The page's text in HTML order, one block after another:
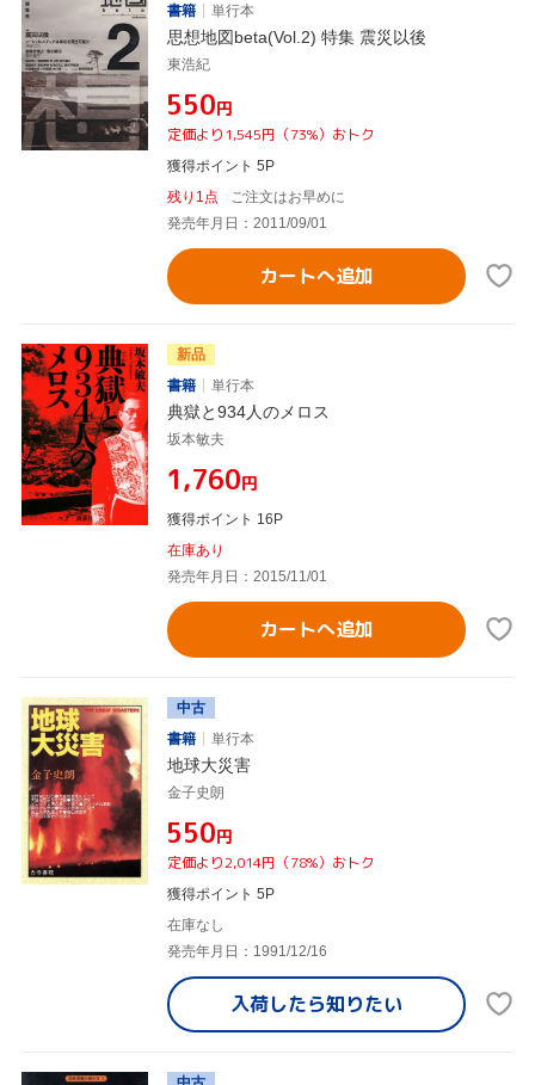
書籍
単行本
思想地図beta(Vol.2) 特集 震災以後
東浩紀
¥550円
定価より1,545円（73%）おトク
獲得ポイント 5P
残り1点
ご注文はお早めに
発売年月日：2011/09/01
カートへ追加
新品
書籍
単行本
典獄と934人のメロス
坂本敏夫
¥1,760円
獲得ポイント 16P
在庫あり
発売年月日：2015/11/01
カートへ追加
中古
書籍
単行本
地球大災害
金子史朗
¥550円
定価より2,014円（78%）おトク
獲得ポイント 5P
在庫なし
発売年月日：1991/12/16
入荷したら知りたい